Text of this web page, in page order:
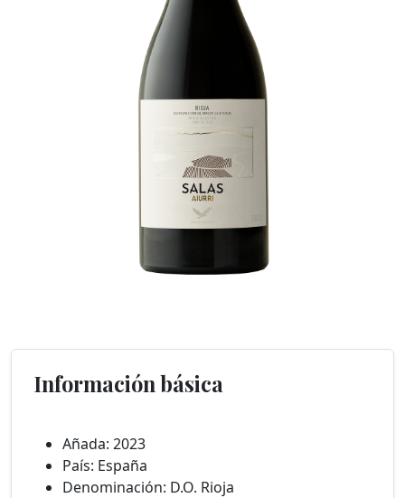
Información básica
Añada: 2023
País: España
Denominación: D.O. Rioja